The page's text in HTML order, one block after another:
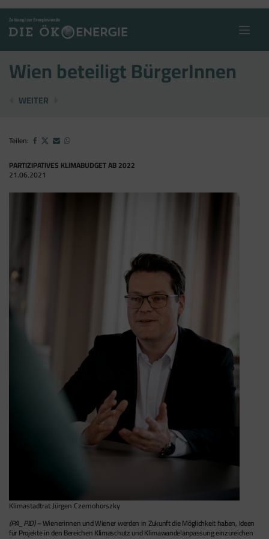
content
Wien beteiligt BürgerInnen
LIEBER SOLARANLAGEN AM DACH ...
WEITER
Teilen:
PARTIZIPATIVES KLIMABUDGET AB 2022
21.06.2021
Klimastadtrat Jürgen Czernohorszky
(PA_PID) –Wienerinnen und Wiener werden in Zukunft die Möglichkeit haben, Ideen
für Projekte in den Bereichen Klimaschutz und Klimawandelanpassung einzureichen